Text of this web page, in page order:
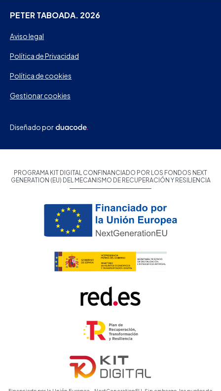
PETER TABOADA. 2026
Aviso legal
Política de Privacidad
Política de cookies
Gestionar cookies
Diseñado por
PROGRAMA KIT DIGITAL CONFINANCIADO POR LOS FONDOS NEXT
GENERATION (EU) DEL MECANISMO DE RECUPERACIÓN Y RESILIENCIA